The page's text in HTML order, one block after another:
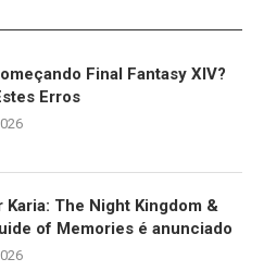
Final Fantasy XIV?
Erros
Karia: The Night Kingdom &
of Memories é anunciado